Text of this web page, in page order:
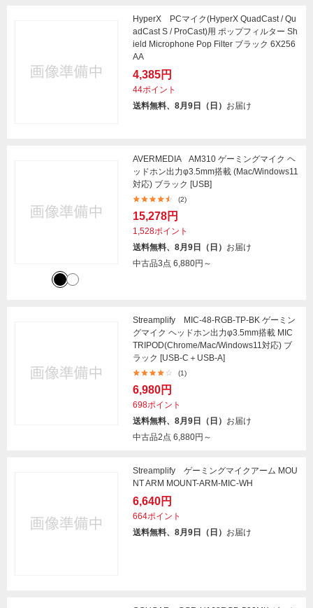
HyperX PCマイク(HyperX QuadCast / Qu
adCast S / ProCast)用 ポップフィルター Sh
ield Microphone Pop Filter ブラック 6X256
AA
4,385円
44ポイント
送料無料、8月9日（日） お届け
AVERMEDIA AM310 ゲーミングマイク ヘ
ッドホン出力φ3.5mm搭載 (Mac/Windows11
対応) ブラック [USB]
(2)
15,278円
1,528ポイント
送料無料、8月9日（日） お届け
中古品3点 6,880円～
Streamplify MIC-48-RGB-TP-BK ゲーミン
グマイク ヘッドホン出力φ3.5mm搭載 MIC
TRIPOD(Chrome/Mac/Windows11対応) ブ
ラック [USB-C＋USB-A]
(1)
6,980円
698ポイント
送料無料、8月9日（日） お届け
中古品2点 6,880円～
Streamplify ゲーミングマイクアーム MOU
NT ARM MOUNT-ARM-MIC-WH
6,640円
664ポイント
送料無料、8月9日（日） お届け